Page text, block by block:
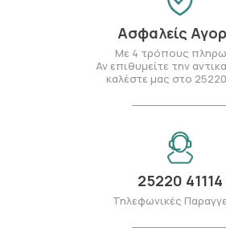
Ασφαλείς
Με 4 τρόπους
Αν επιθυμείτε την
καλέστε μας στο
25220 41114
Τηλεφωνικές